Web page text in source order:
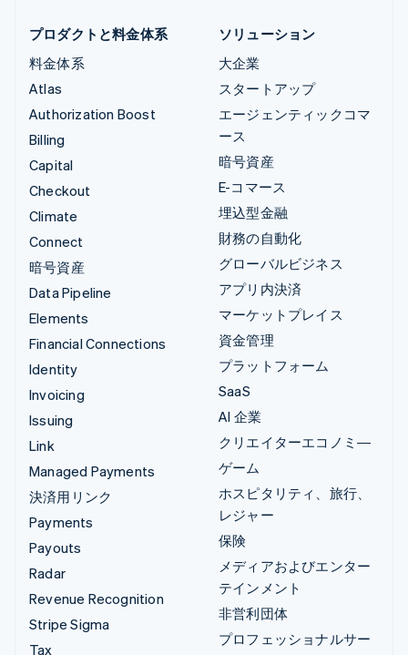
プロダクトと料金体系
料金体系
Atlas
Authorization Boost
Billing
Capital
Checkout
Climate
Connect
暗号資産
Data Pipeline
Elements
Financial Connections
Identity
Invoicing
Issuing
Link
Managed Payments
決済用リンク
Payments
Payouts
Radar
Revenue Recognition
Stripe Sigma
Tax
ソリューション
大企業
スタートアップ
エージェンティックコマ
ース
暗号資産
E-コマース
埋込型金融
財務の自動化
グローバルビジネス
アプリ内決済
マーケットプレイス
資金管理
プラットフォーム
SaaS
AI 企業
クリエイターエコノミ―
ゲーム
ホスピタリティ、旅行、
レジャー
保険
メディアおよびエンター
テインメント
非営利団体
プロフェッショナルサー